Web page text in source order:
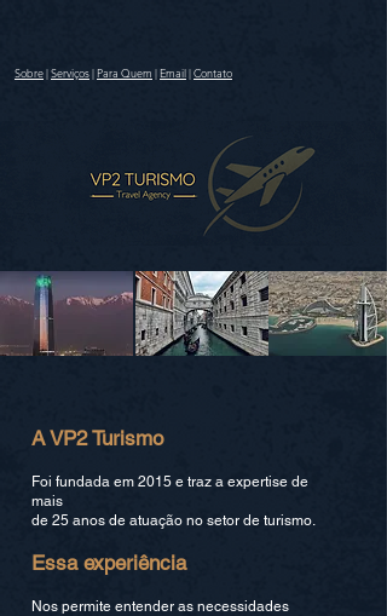
Sobre|Serviços|Para Quem |Email|Contato
A VP2 Turismo
Foi fundada em 2015 e traz a expertise de
mais
de 25 anos de atuação no setor de turismo.
Essa experiência
Nos permite entender as necessidades